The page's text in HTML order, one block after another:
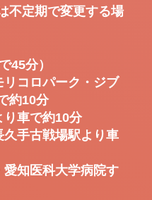
不定期で変更する場
45分）
コロパーク・ジブ
約10分
り車で約10分
手古戦場駅より車
知医科大学病院す